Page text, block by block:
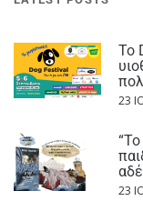
Το
23
23